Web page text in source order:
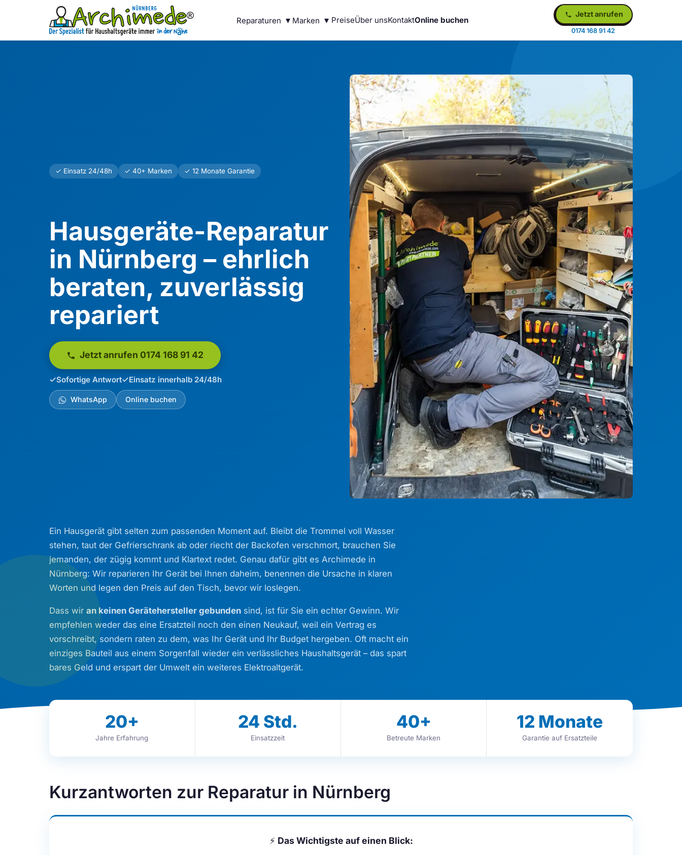
Reparaturen ▾ Marken ▾ PreiseÜber unsKontaktOnline buchen
Jetzt anrufen
0174 168 91 42
✓ Einsatz 24/48h ✓ 40+ Marken ✓ 12 Monate Garantie
Hausgeräte-Reparatur
in Nürnberg – ehrlich
beraten, zuverlässig
repariert
Jetzt anrufen 0174 168 91 42
Sofortige Antwort Einsatz innerhalb 24/48h
WhatsApp Online buchen
Ein Hausgerät gibt selten zum passenden Moment auf. Bleibt die Trommel voll Wasser
stehen, taut der Gefrierschrank ab oder riecht der Backofen verschmort, brauchen Sie
jemanden, der zügig kommt und Klartext redet. Genau dafür gibt es Archimede in
Nürnberg: Wir reparieren Ihr Gerät bei Ihnen daheim, benennen die Ursache in klaren
Worten und legen den Preis auf den Tisch, bevor wir loslegen.
Dass wiran keinen Gerätehersteller gebunden sind, ist für Sie ein echter Gewinn. Wir
empfehlen weder das eine Ersatzteil noch den einen Neukauf, weil ein Vertrag es
vorschreibt, sondern raten zu dem, was Ihr Gerät und Ihr Budget hergeben. Oft macht ein
einziges Bauteil aus einem Sorgenfall wieder ein verlässliches Haushaltsgerät – das spart
bares Geld und erspart der Umwelt ein weiteres Elektroaltgerät.
20+
Jahre Erfahrung
24 Std.
Einsatzzeit
40+
Betreute Marken
12 Monate
Garantie auf Ersatzteile
Kurzantworten zur Reparatur in Nürnberg
⚡ Das Wichtigste auf einen Blick: